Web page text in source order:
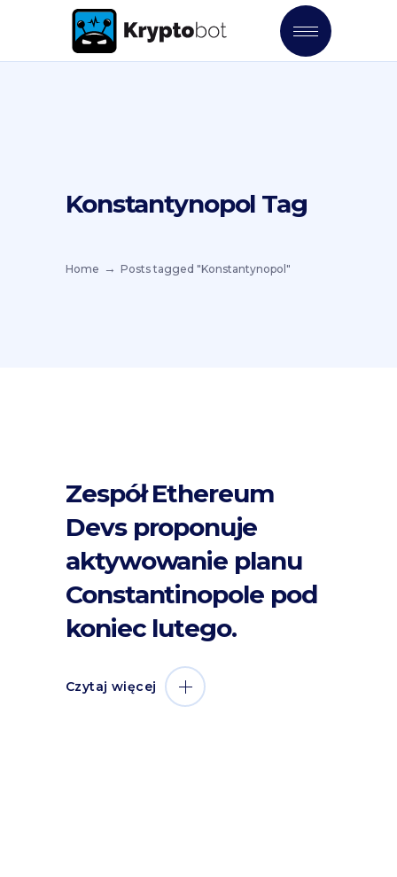
Konstantynopol Tag
Home Posts tagged "Konstantynopol"
Zespół Ethereum
Devs proponuje
aktywowanie planu
Constantinopole pod
koniec lutego.
Czytaj więcej